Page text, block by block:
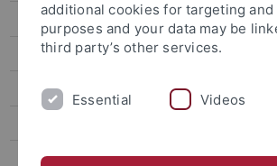
attempto online
Research
Studies
People
additional cookies for targeting
purposes and your data may be
third party’s other services.
Essential Videos